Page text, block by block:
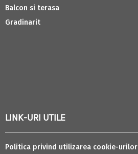
Balcon si terasa
Gradinarit
LINK-URI UTILE
Politica privind utilizarea cookie-urilor